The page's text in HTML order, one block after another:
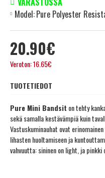
20.90€
Veroton: 16.65€
Model:Pure Polyester
TUOTETIEDOT
Pure Mini Bandsit on tehty
sekä samalla kestävämpiä kuin
Vastuskuminauhat ovat
lihasten huoltamiseen ja
vahvuutta: sininen on light, ja pinkki